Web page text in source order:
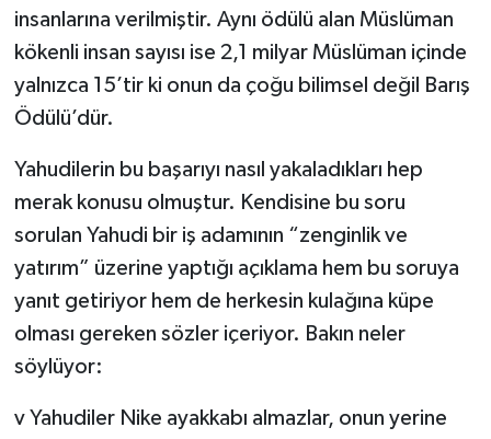
insanlarına verilmiştir. Aynı ödülü alan Müslüman
kökenli insan sayısı ise 2,1 milyar Müslüman içinde
yalnızca 15’tir ki onun da çoğu bilimsel değil Barış
Ödülü’dür.
Yahudilerin bu başarıyı nasıl yakaladıkları hep
merak konusu olmuştur. Kendisine bu soru
sorulan Yahudi bir iş adamının “zenginlik ve
yatırım” üzerine yaptığı açıklama hem bu soruya
yanıt getiriyor hem de herkesin kulağına küpe
olması gereken sözler içeriyor. Bakın neler
söylüyor:
v Yahudiler Nike ayakkabı almazlar, onun yerine
Sungurlu
Sağlık